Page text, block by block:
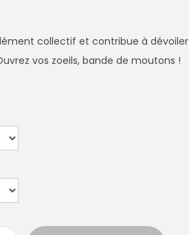
collectif et contribue à
vos zoeils, bande de moutons !